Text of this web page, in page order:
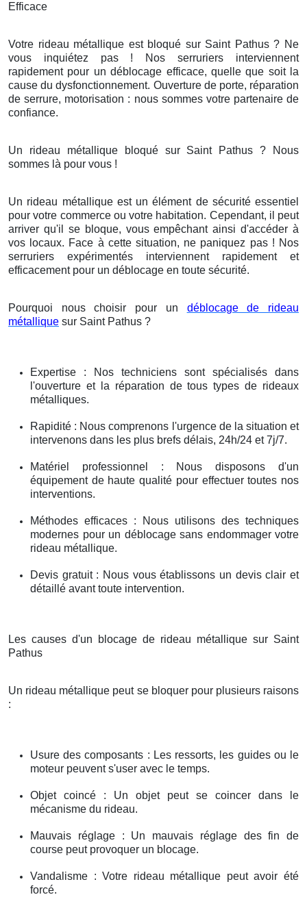
Efficace
Votre rideau métallique est bloqué sur Saint Pathus ? Ne
vous inquiétez pas ! Nos serruriers interviennent
rapidement pour un déblocage efficace, quelle que soit la
cause du dysfonctionnement. Ouverture de porte, réparation
de serrure, motorisation : nous sommes votre partenaire de
confiance.
Un rideau métallique bloqué sur Saint Pathus ? Nous
sommes là pour vous !
Un rideau métallique est un élément de sécurité essentiel
pour votre commerce ou votre habitation. Cependant, il peut
arriver qu'il se bloque, vous empêchant ainsi d'accéder à
vos locaux. Face à cette situation, ne paniquez pas ! Nos
serruriers expérimentés interviennent rapidement et
efficacement pour un déblocage en toute sécurité.
Pourquoi nous choisir pour un déblocage de rideau
métallique sur Saint Pathus ?
Expertise : Nos techniciens sont spécialisés dans
l'ouverture et la réparation de tous types de rideaux
métalliques.
Rapidité : Nous comprenons l'urgence de la situation et
intervenons dans les plus brefs délais, 24h/24 et 7j/7.
Matériel professionnel : Nous disposons d'un
équipement de haute qualité pour effectuer toutes nos
interventions.
Méthodes efficaces : Nous utilisons des techniques
modernes pour un déblocage sans endommager votre
rideau métallique.
Devis gratuit : Nous vous établissons un devis clair et
détaillé avant toute intervention.
Les causes d'un blocage de rideau métallique sur Saint
Pathus
Un rideau métallique peut se bloquer pour plusieurs raisons
:
Usure des composants : Les ressorts, les guides ou le
moteur peuvent s'user avec le temps.
Objet coincé : Un objet peut se coincer dans le
mécanisme du rideau.
Mauvais réglage : Un mauvais réglage des fin de
course peut provoquer un blocage.
Vandalisme : Votre rideau métallique peut avoir été
forcé.